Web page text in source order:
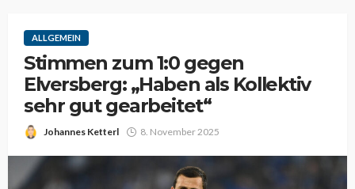
ALLGEMEIN
Stimmen zum 1:0 gegen
Elversberg: „Haben als Kollektiv
sehr gut gearbeitet“
Johannes Ketterl 8. November 2025